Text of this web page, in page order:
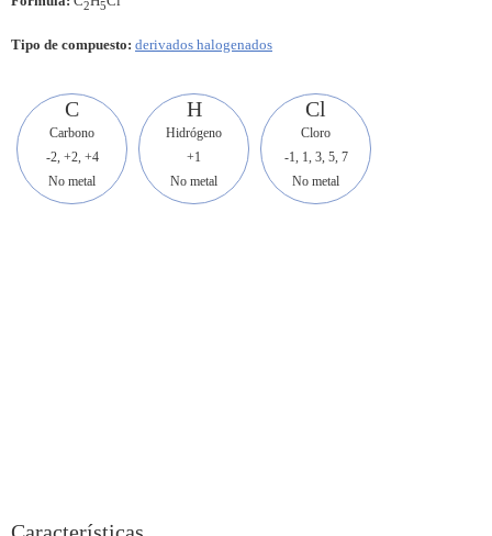
2 5
Tipo de compuesto: derivados halogenados
C
Carbono
-2, +2, +4
No metal
H
Hidrógeno
+1
No metal
Cl
Cloro
-1, 1, 3, 5, 7
No metal